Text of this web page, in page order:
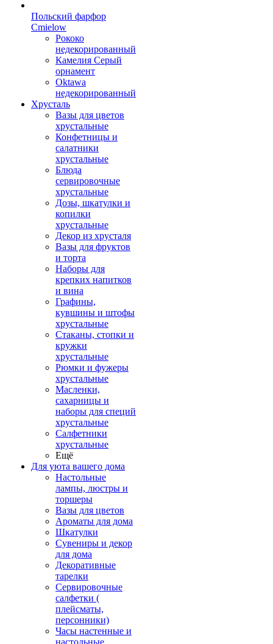
Польский фарфор
Сmielow
Рококо
недекорированный
Камелия Серый
орнамент
Oktawa
недекорированный
Хрусталь
Вазы для цветов
хрустальные
Конфетницы и
салатники
хрустальные
Блюда
сервировочные
хрустальные
Дозы, шкатулки и
копилки
хрустальные
Декор из хрусталя
Вазы для фруктов
и торта
Наборы для
крепких напитков
и вина
Графины,
кувшины и штофы
хрустальные
Стаканы, стопки и
кружки
хрустальные
Рюмки и фужеры
хрустальные
Масленки,
сахарницы и
наборы для специй
хрустальные
Салфетники
хрустальные
Ещё
Для уюта вашего дома
Настольные
лампы, люстры и
торшеры
Вазы для цветов
Ароматы для дома
Шкатулки
Сувениры и декор
для дома
Декоративные
тарелки
Сервировочные
салфетки (
плейсматы,
персонники)
Часы настенные и
настольные